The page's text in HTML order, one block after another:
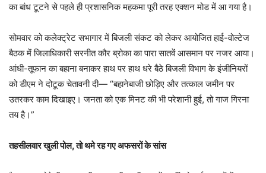
का बांध टूटने से पहले ही प्रशासनिक महकमा पूरी तरह एक्शन मोड में आ गया है।
सोमवार को कलेक्ट्रेट सभागार में बिजली संकट को लेकर आयोजित हाई-वोल्टेज
बैठक में जिलाधिकारी सरनीत कौर ब्रोका का पारा सातवें आसमान पर नजर आया।
आंधी-तूफान का बहाना बनाकर हाथ पर हाथ धरे बैठे बिजली विभाग के इंजीनियरों
को डीएम ने दोटूक चेतावनी दी— “बहानेबाजी छोड़िए और तत्काल जमीन पर
उतरकर काम दिखाइए। जनता को एक मिनट की भी परेशानी हुई, तो गाज गिरना
तय है।”
तहसीलवार खुली पोल, तो थमे रह गए अफसरों के सांस